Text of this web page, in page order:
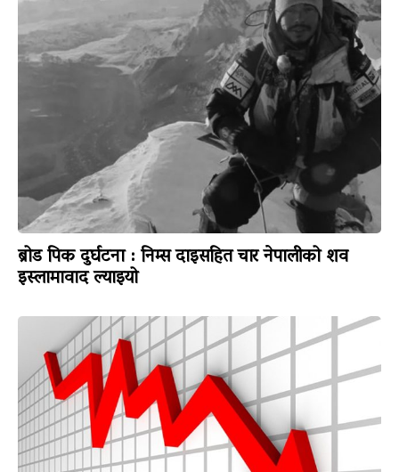
ब्रोड पिक दुर्घटना : निम्स दाइसहित चार नेपालीको शव
इस्लामावाद ल्याइयो